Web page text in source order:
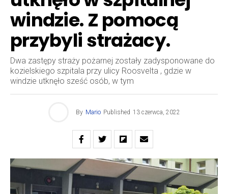
windzie. Z pomocą
przybyli strażacy.
Dwa zastępy straży pożarnej zostały zadysponowane do
kozielskiego szpitala przy ulicy Roosvelta , gdzie w
windzie utknęło sześć osób, w tym
By Mario Published 13 czerwca, 2022